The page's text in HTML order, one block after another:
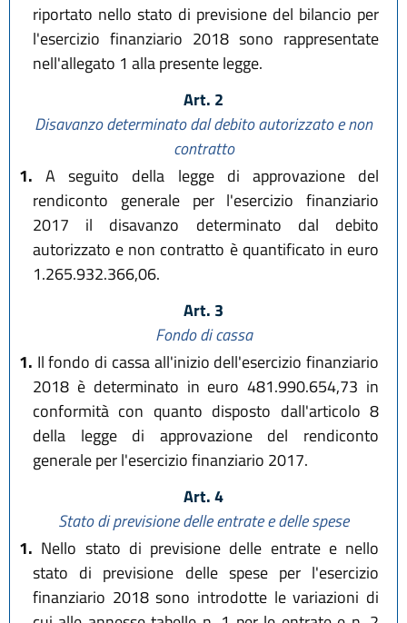
riportato nello stato di previsione del bilancio per
l'esercizio finanziario 2018 sono rappresentate
nell'allegato 1 alla presente legge.
Art. 2
Disavanzo determinato dal debito autorizzato e non
contratto
1. A seguito della legge di approvazione del
rendiconto generale per l'esercizio finanziario
2017 il disavanzo determinato dal debito
autorizzato e non contratto è quantificato in euro
1.265.932.366,06.
Art. 3
Fondo di cassa
1. Il fondo di cassa all'inizio dell'esercizio finanziario
2018 è determinato in euro 481.990.654,73 in
conformità con quanto disposto dall'articolo 8
della legge di approvazione del rendiconto
generale per l'esercizio finanziario 2017.
Art. 4
Stato di previsione delle entrate e delle spese
1. Nello stato di previsione delle entrate e nello
stato di previsione delle spese per l'esercizio
finanziario 2018 sono introdotte le variazioni di